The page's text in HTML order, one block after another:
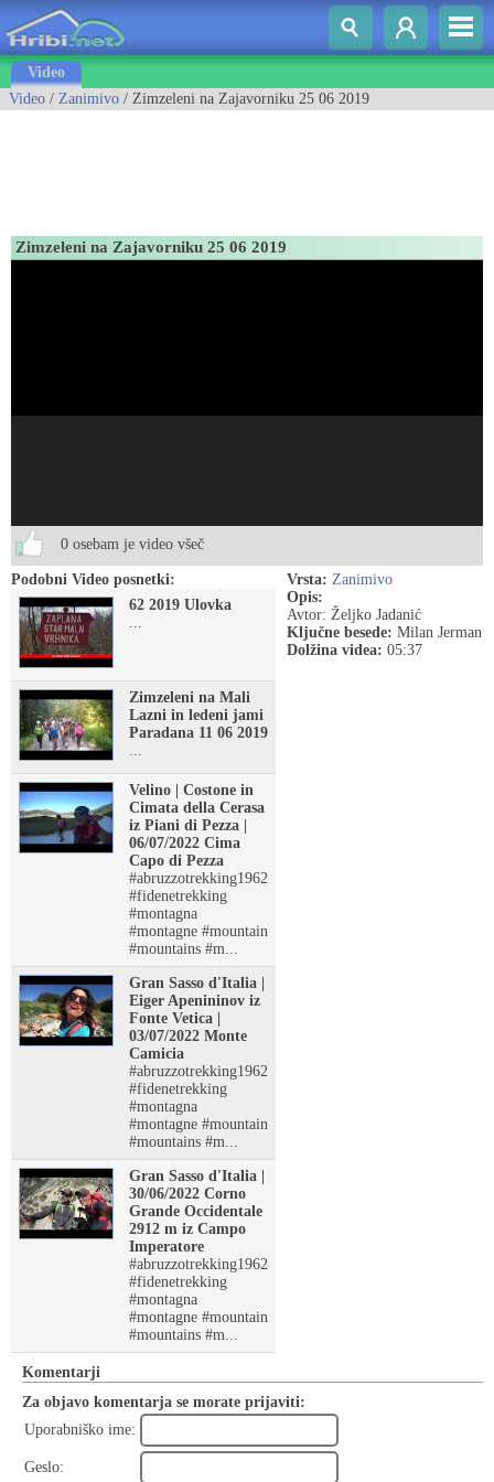
Video
Video / Zanimivo / Zimzeleni na Zajavorniku 25 06 2019
Zimzeleni na Zajavorniku 25 06 2019
0 osebam je video všeč
Podobni Video posnetki:
62 2019 Ulovka
...
Zimzeleni na Mali
Lazni in ledeni jami
Paradana 11 06 2019
...
Velino | Costone in
Cimata della Cerasa
iz Piani di Pezza |
06/07/2022 Cima
Capo di Pezza
#abruzzotrekking1962
#fidenetrekking
#montagna
#montagne #mountain
#mountains #m...
Gran Sasso d'Italia |
Eiger Apenininov iz
Fonte Vetica |
03/07/2022 Monte
Camicia
#abruzzotrekking1962
#fidenetrekking
#montagna
#montagne #mountain
#mountains #m...
Gran Sasso d'Italia |
30/06/2022 Corno
Grande Occidentale
2912 m iz Campo
Imperatore
#abruzzotrekking1962
#fidenetrekking
#montagna
#montagne #mountain
#mountains #m...
Vrsta: Zanimivo
Opis:
Avtor: Željko Jadanić
Ključne besede: Milan Jerman
Dolžina videa: 05:37
Komentarji
Za objavo komentarja se morate prijaviti:
Uporabniško ime:
Geslo: